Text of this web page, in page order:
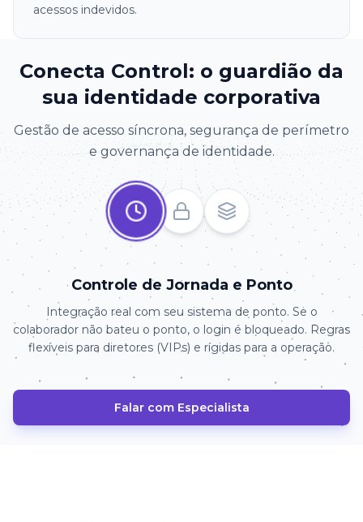
acessos indevidos.
Conecta Control: o guardião da
sua identidade corporativa
Gestão de acesso síncrona, segurança de perímetro
e governança de identidade.
Controle de Jornada e Ponto
Integração real com seu sistema de ponto. Se o
colaborador não bateu o ponto, o login é bloqueado. Regras
flexíveis para diretores (VIPs) e rígidas para a operação.
Falar com Especialista